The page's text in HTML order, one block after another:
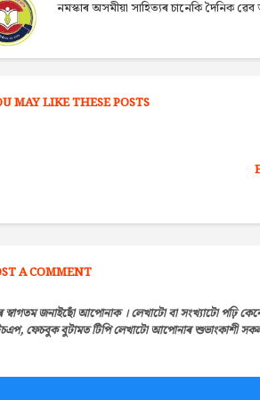
নমস্কাৰ অসমীয়া সাহিত্যৰ চানেকি দৈনিক
MAY LIKE THESE POSTS
A COMMENT
স্বাগতম জনাইছোঁ আপোনাক । লেখাটো বা সংখ্যাটো পঢ়ি
ফেচবুক বুটামত টিপি লেখাটো আপোনাৰ শুভাংকাশী